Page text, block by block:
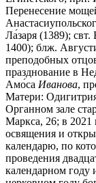
Перенесение
Ла́заря (1389);
1400); блж.
преподобных
празднование в
Амо́са Иванова,
Матери:
Органном зале
Маркса, 26; в 2021
освящения и
календарю, по
проведения
календарном году